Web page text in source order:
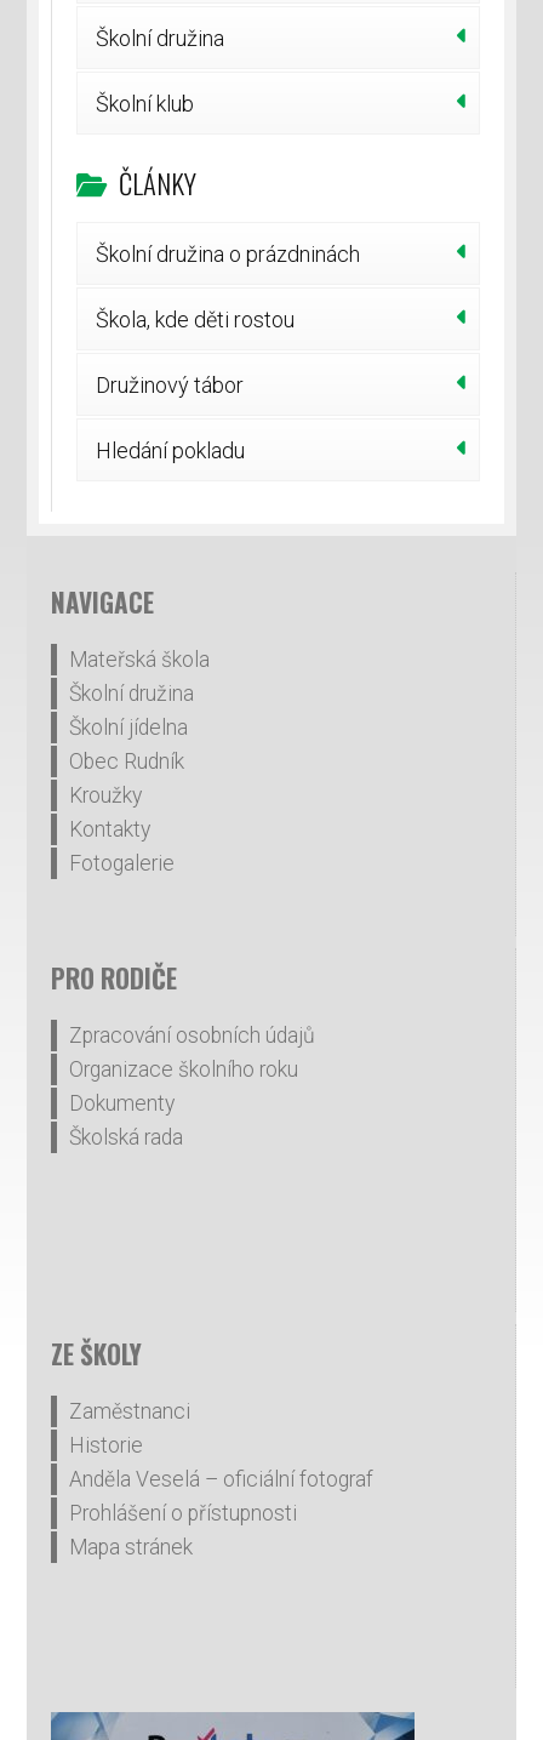
Školní družina
Školní klub
ČLÁNKY
Školní družina o prázdninách
Škola, kde děti rostou
Družinový tábor
Hledání pokladu
NAVIGACE
Mateřská škola
Školní družina
Školní jídelna
Obec Rudník
Kroužky
Kontakty
Fotogalerie
PRO RODIČE
Zpracování osobních údajů
Organizace školního roku
Dokumenty
Školská rada
ZE ŠKOLY
Zaměstnanci
Historie
Anděla Veselá – oficiální fotograf
Prohlášení o přístupnosti
Mapa stránek